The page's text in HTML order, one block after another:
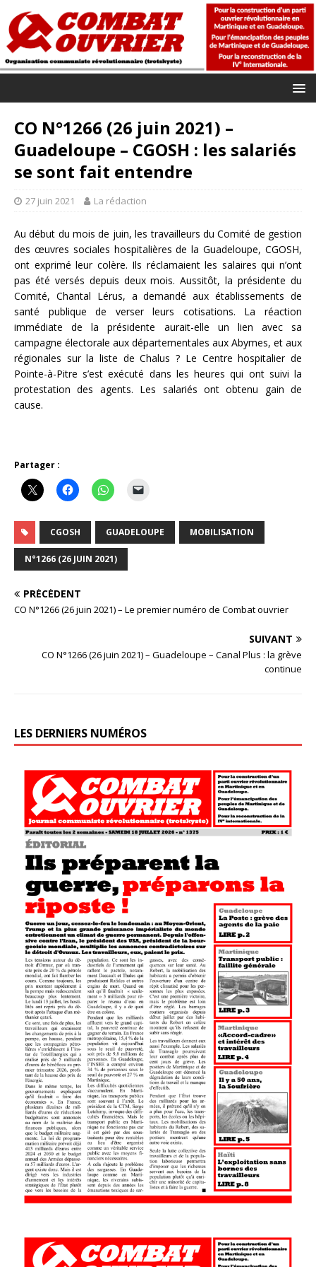
CO N°1266 (26 juin 2021) –
Guadeloupe – CGOSH : les salariés
se sont fait entendre
27 juin 2021 La rédaction
Au début du mois de juin, les travailleurs du Comité de gestion
des œuvres sociales hospitalières de la Guadeloupe, CGOSH,
ont exprimé leur colère. Ils réclamaient les salaires qui n’ont
pas été versés depuis deux mois. Aussitôt, la présidente du
Comité, Chantal Lérus, a demandé aux établissements de
santé publique de verser leurs cotisations. La réaction
immédiate de la présidente aurait-elle un lien avec sa
campagne électorale aux départementales aux Abymes, et aux
régionales sur la liste de Chalus ? Le Centre hospitalier de
Pointe-à-Pitre s’est exécuté dans les heures qui ont suivi la
protestation des agents. Les salariés ont obtenu gain de
cause.
Partager :
CGOSH GUADELOUPE MOBILISATION
N°1266 (26 JUIN 2021)
PRÉCÉDENT
CO N°1266 (26 juin 2021) – Le premier numéro de Combat ouvrier
SUIVANT
CO N°1266 (26 juin 2021) – Guadeloupe – Canal Plus : la grève
continue
LES DERNIERS NUMÉROS